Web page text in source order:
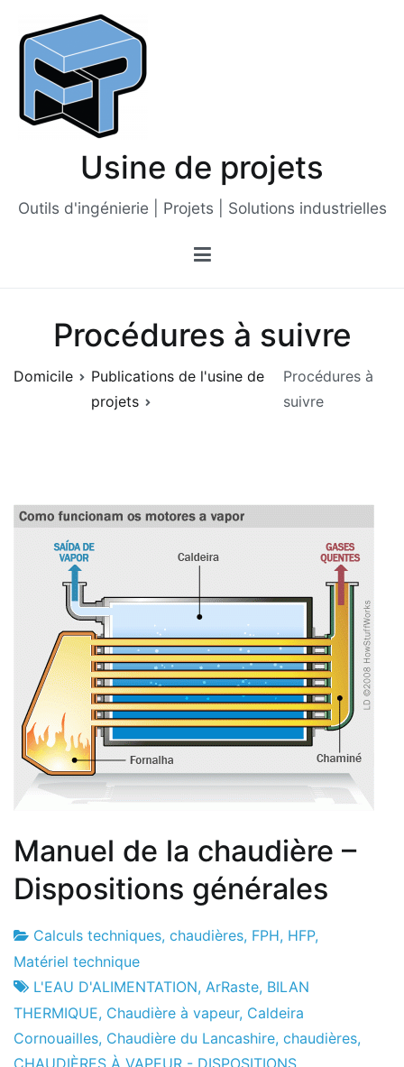
contenu
Usine de projets
Outils d'ingénierie | Projets | Solutions industrielles
Procédures à suivre
Domicile
Publications de l'usine de
projets
Procédures à
suivre
Manuel de la chaudière –
Dispositions générales
Usine
de
projets
23
le
mois
d'avril
le
Calculs techniques, chaudières, FPH, HFP,
Matériel technique
L'EAU D'ALIMENTATION, ArRaste, BILAN
THERMIQUE, Chaudière à vapeur, Caldeira
Cornouailles, Chaudière du Lancashire, chaudières,